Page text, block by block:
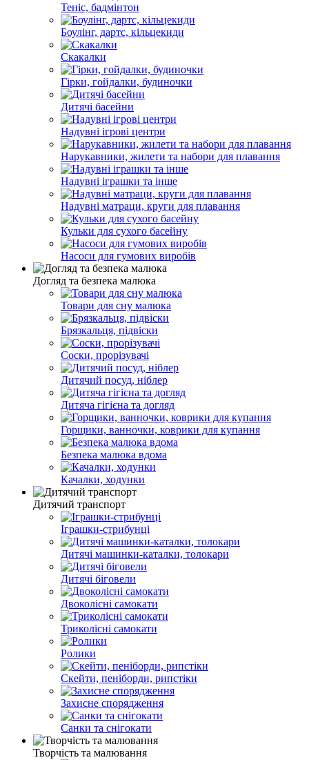
Теніс, бадмінтон
Боулінг, дартс, кільцекиди
Скакалки
Гірки, гойдалки, будиночки
Дитячі басейни
Надувні ігрові центри
Нарукавники, жилети та набори для плавання
Надувні іграшки та інше
Надувні матраци, круги для плавання
Кульки для сухого басейну
Насоси для гумових виробів
Догляд та безпека малюка
Товари для сну малюка
Брязкальця, підвіски
Соски, прорізувачі
Дитячий посуд, ніблер
Дитяча гігієна та догляд
Горщики, ванночки, коврики для купання
Безпека малюка вдома
Качалки, ходунки
Дитячий транспорт
Іграшки-стрибунці
Дитячі машинки-каталки, толокари
Дитячі біговели
Двоколісні cамокати
Триколісні cамокати
Ролики
Скейти, пеніборди, рипстіки
Захисне спорядження
Санки та снігокати
Творчість та малювання